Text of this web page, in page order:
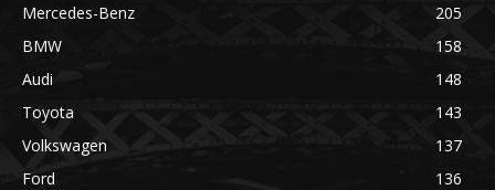
Mercedes-Benz
205
BMW
158
Audi
148
Toyota
143
Volkswagen
137
Ford
136